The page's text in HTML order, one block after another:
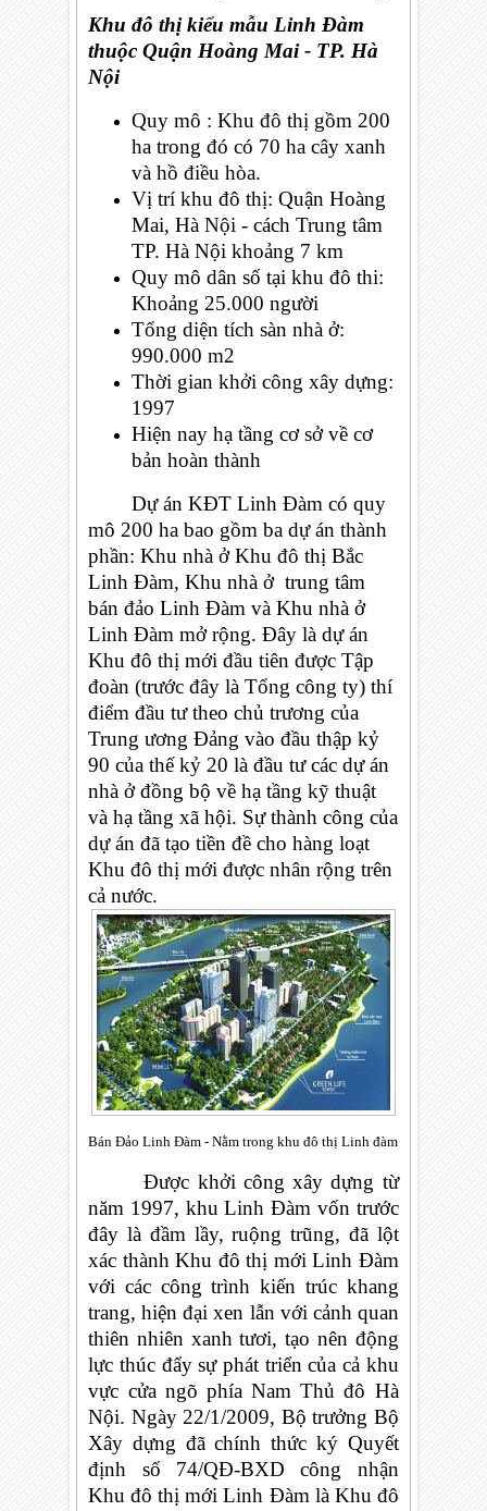
Khu đô thị kiểu mẫu Linh Đàm
thuộc Quận Hoàng Mai - TP. Hà
Nội
Quy mô : Khu đô thị gồm 200
ha trong đó có 70 ha cây xanh
và hồ điều hòa.
Vị trí khu đô thị: Quận Hoàng
Mai, Hà Nội - cách Trung tâm
TP. Hà Nội khoảng 7 km
Quy mô dân số tại khu đô thi:
Khoảng 25.000 người
Tổng diện tích sàn nhà ở:
990.000 m2
Thời gian khởi công xây dựng:
1997
Hiện nay hạ tầng cơ sở về cơ
bản hoàn thành
Dự án KĐT Linh Đàm có quy
mô 200 ha bao gồm ba dự án thành
phần: Khu nhà ở Khu đô thị Bắc
Linh Đàm, Khu nhà ở trung tâm
bán đảo Linh Đàm và Khu nhà ở
Linh Đàm mở rộng. Đây là dự án
Khu đô thị mới đầu tiên được Tập
đoàn (trước đây là Tổng công ty) thí
điểm đầu tư theo chủ trương của
Trung ương Đảng vào đầu thập kỷ
90 của thế kỷ 20 là đầu tư các dự án
nhà ở đồng bộ về hạ tầng kỹ thuật
và hạ tầng xã hội. Sự thành công của
dự án đã tạo tiền đề cho hàng loạt
Khu đô thị mới được nhân rộng trên
cả nước.
Bán Đảo Linh Đàm - Nằm trong khu đô thị Linh đàm
Được khởi công xây dựng từ
năm 1997, khu Linh Đàm vốn trước
đây là đầm lầy, ruộng trũng, đã lột
xác thành Khu đô thị mới Linh Đàm
với các công trình kiến trúc khang
trang, hiện đại xen lẫn với cảnh quan
thiên nhiên xanh tươi, tạo nên động
lực thúc đẩy sự phát triển của cả khu
vực cửa ngõ phía Nam Thủ đô Hà
Nội. Ngày 22/1/2009, Bộ trưởng Bộ
Xây dựng đã chính thức ký Quyết
định số 74/QĐ-BXD công nhận
Khu đô thị mới Linh Đàm là Khu đô